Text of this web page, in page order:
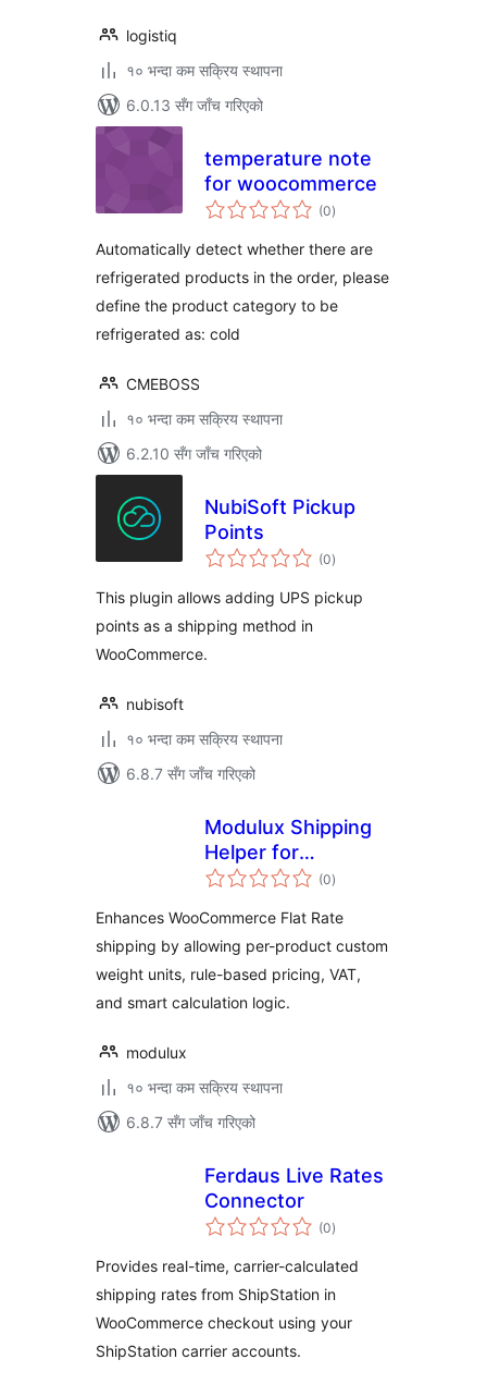
logistiq
१० भन्दा कम सक्रिय स्थापना
6.0.13 सँग जाँच गरिएको
temperature note
for woocommerce
(0कुल
रेटिङ्गहरू
)
Automatically detect whether there are
refrigerated products in the order, please
define the product category to be
refrigerated as: cold
CMEBOSS
१० भन्दा कम सक्रिय स्थापना
6.2.10 सँग जाँच गरिएको
NubiSoft Pickup
Points
(0कुल
रेटिङ्गहरू
)
This plugin allows adding UPS pickup
points as a shipping method in
WooCommerce.
nubisoft
१० भन्दा कम सक्रिय स्थापना
6.8.7 सँग जाँच गरिएको
Modulux Shipping
Helper for
WooCommerce
(0कुल
रेटिङ्गहरू
)
Enhances WooCommerce Flat Rate
shipping by allowing per-product custom
weight units, rule-based pricing, VAT,
and smart calculation logic.
modulux
१० भन्दा कम सक्रिय स्थापना
6.8.7 सँग जाँच गरिएको
Ferdaus Live Rates
Connector
(0कुल
रेटिङ्गहरू
)
Provides real-time, carrier-calculated
shipping rates from ShipStation in
WooCommerce checkout using your
ShipStation carrier accounts.